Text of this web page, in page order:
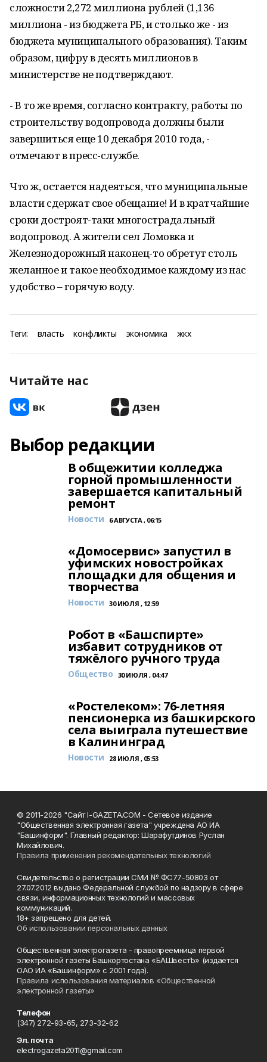
сложности 2,272 миллиона рублей (1,136
миллиона - из бюджета РБ, и столько же - из
бюджета муниципального образования). Таким
образом, цифру в десять миллионов в
министерстве не подтверждают.
- В то же время, согласно контракту, работы по
строительству водопровода должны были
завершиться еще 10 декабря 2010 года, -
отмечают в пресс-службе.
Что ж, остается надеяться, что муниципальные
власти сдержат свое обещание! И в кратчайшие
сроки достроят-таки многострадальный
водопровод. А жители сел Ломовка и
Железнодорожный наконец-то обретут столь
желанное и такое необходимое каждому из нас
удобство – горячую воду.
Теги: власть конфликты экономика жкх
Читайте нас
Выбор редакции
В общежитии колледжа
горной промышленности
завершается капитальный
ремонт
Новости 6 АВГУСТА , 06:15
«Домосервис» запустил в
уфимских новостройках
площадки для общения и
творчества
Новости 30 ИЮЛЯ , 12:59
Робот в «Башспирте»
избавит сотрудников от
тяжёлого ручного труда
Общество 30 ИЮЛЯ , 04:47
«Ростелеком»: 76-летняя
пенсионерка из башкирского
села выиграла путешествие
в Калининград
Новости 28 ИЮЛЯ , 05:53
© 2011-2026 "Сайт I-GAZETA.COM - Сетевое издание
"Общественная электронная газета" учреждена АО ИА
"Башинформ". Главный редактор: Шарафутдинов Руслан
Михайлович.
Правила применения рекомендательных технологий
Свидетельство о регистрации СМИ № ФС77-50803 от
27.07.2012 выдано Федеральной службой по надзору в сфере
связи, информационных технологий и массовых
коммуникаций.
18+ запрещено для детей.
Об использовании персональных данных
Общественная электрогазета - правопреемница первой
электронной газеты Башкортостана «БАШвестЪ» (издается
ОАО ИА «Башинформ» с 2001 года).
Правила использования материалов «Общественной
электронной газеты»
Телефон
(347) 272-93-65, 273-32-62
Эл. почта
electrogazeta2011@gmail.com